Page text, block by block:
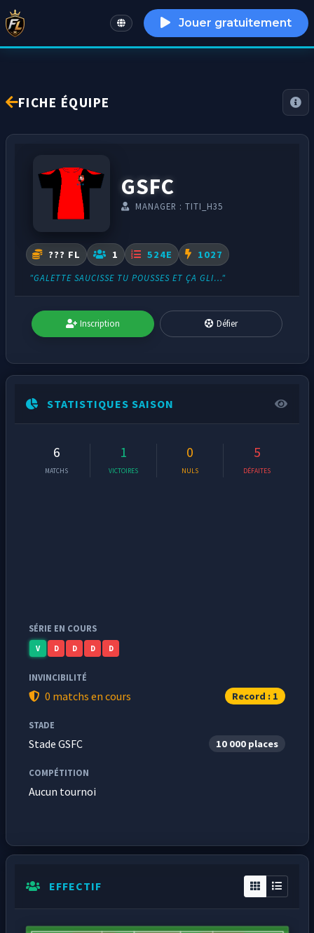
English Jouer gratuitement
FICHE ÉQUIPE
GSFC
MANAGER : TITI_H35
??? FL 1 524E 1027
"GALETTE SAUCISSE TU POUSSES ET ÇA GLI…"
Inscription Défier
STATISTIQUES SAISON
6
MATCHS
1
VICTOIRES
0
NULS
5
DÉFAITES
SÉRIE EN COURS
V D D D D
INVINCIBILITÉ
0 matchs en cours Record : 1
STADE
Stade GSFC 10 000 places
COMPÉTITION
Aucun tournoi
EFFECTIF